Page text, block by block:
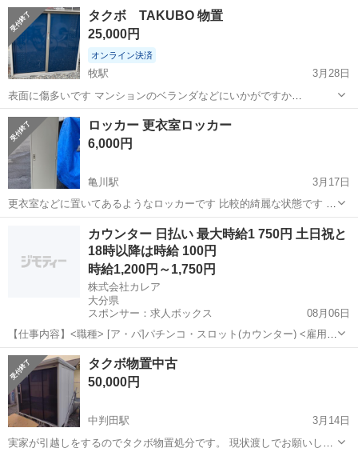
タクボ TAKUBO 物置
25,000円
オンライン決済
牧駅
3月28日
表面に傷多いです マンションのベランダなどにいかがですか
1520×740×1400H
大分 大分市 収納家具
ロッカー 更衣室ロッカー
6,000円
亀川駅
3月17日
更衣室などに置いてあるようなロッカーです 比較的綺麗な状態です ☆
お申し込みが早い方ではなくお取引が早い方にお譲りすることが多い
亀川駅 収納家具 更衣室
カウンター 日払い 最大時給1 750円 土日祝と
18時以降は時給 100円
時給1,200円～1,750円
株式会社カレア
大分県
スポンサー：求人ボックス
08月06日
【仕事内容】<職種> [ア・パ]パチンコ・スロット(カウンター) <雇用形
態> アルバイト・パート <給与> [ア・パ]時給1,200円～1,750円 交通
費:一部支給 上限15,000円(1日辺りの上限は500円/日) 公共交通...
アルバイト・パート
タクボ物置中古
50,000円
中判田駅
3月14日
実家が引越しをするのでタクボ物置処分です。 現状渡しでお願いしま